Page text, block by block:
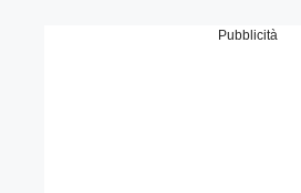
Pubblicità